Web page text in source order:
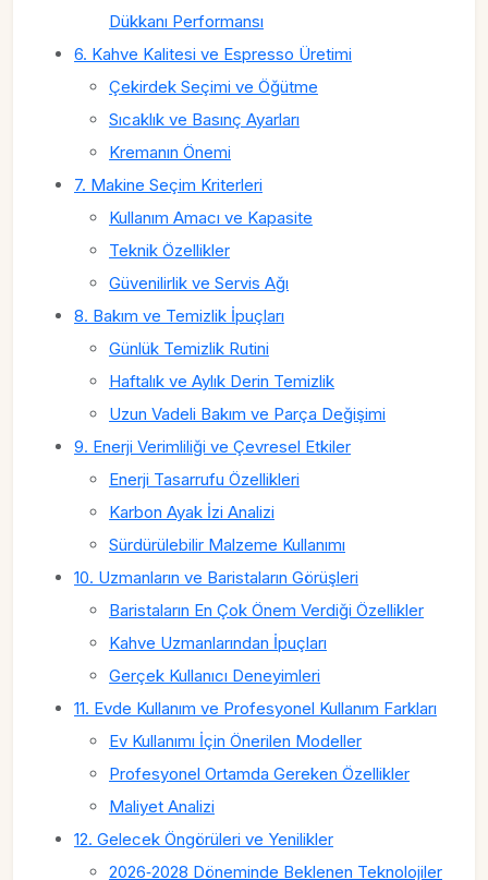
Dükkanı Performansı
6. Kahve Kalitesi ve Espresso Üretimi
Çekirdek Seçimi ve Öğütme
Sıcaklık ve Basınç Ayarları
Kremanın Önemi
7. Makine Seçim Kriterleri
Kullanım Amacı ve Kapasite
Teknik Özellikler
Güvenilirlik ve Servis Ağı
8. Bakım ve Temizlik İpuçları
Günlük Temizlik Rutini
Haftalık ve Aylık Derin Temizlik
Uzun Vadeli Bakım ve Parça Değişimi
9. Enerji Verimliliği ve Çevresel Etkiler
Enerji Tasarrufu Özellikleri
Karbon Ayak İzi Analizi
Sürdürülebilir Malzeme Kullanımı
10. Uzmanların ve Baristaların Görüşleri
Baristaların En Çok Önem Verdiği Özellikler
Kahve Uzmanlarından İpuçları
Gerçek Kullanıcı Deneyimleri
11. Evde Kullanım ve Profesyonel Kullanım Farkları
Ev Kullanımı İçin Önerilen Modeller
Profesyonel Ortamda Gereken Özellikler
Maliyet Analizi
12. Gelecek Öngörüleri ve Yenilikler
2026‑2028 Döneminde Beklenen Teknolojiler